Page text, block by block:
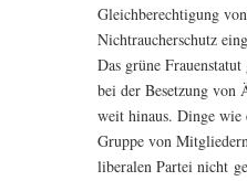
Gleich­be­rech­ti­gung
Nicht­rau­cher­schutz
Das grü­ne
bei der Beset­zung von
weit hin­aus. Din­ge wie
Grup­pe von
libe­ra­len Par­tei nicht